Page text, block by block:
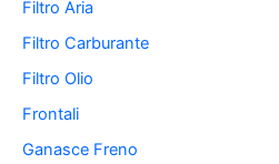
Filtro Aria
Filtro Carburante
Filtro Olio
Frontali
Ganasce Freno